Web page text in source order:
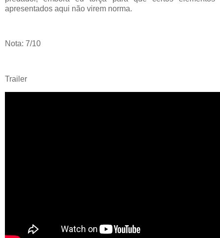
apresentados aqui não virem norma.
Nota: 7/10
Trailer